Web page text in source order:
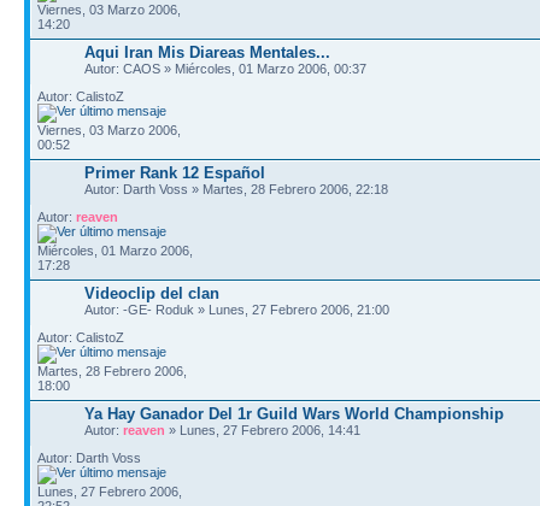
Viernes, 03 Marzo 2006,
14:20
Aqui Iran Mis Diareas Mentales...
Autor: CAOS » Miércoles, 01 Marzo 2006, 00:37
Autor: CalistoZ
Viernes, 03 Marzo 2006,
00:52
Primer Rank 12 Español
Autor: Darth Voss » Martes, 28 Febrero 2006, 22:18
Autor: reaven
Miércoles, 01 Marzo 2006,
17:28
Videoclip del clan
Autor: -GE- Roduk » Lunes, 27 Febrero 2006, 21:00
Autor: CalistoZ
Martes, 28 Febrero 2006,
18:00
Ya Hay Ganador Del 1r Guild Wars World Championship
Autor: reaven » Lunes, 27 Febrero 2006, 14:41
Autor: Darth Voss
Lunes, 27 Febrero 2006,